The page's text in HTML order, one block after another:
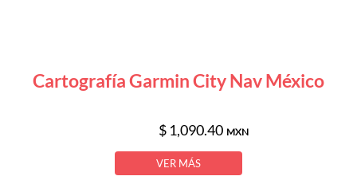
Cartografía Garmin City Nav México
$ 1,090.40 MXN
VER MÁS